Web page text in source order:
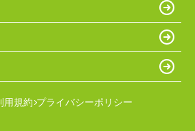
用規約 プライバシーポリシー